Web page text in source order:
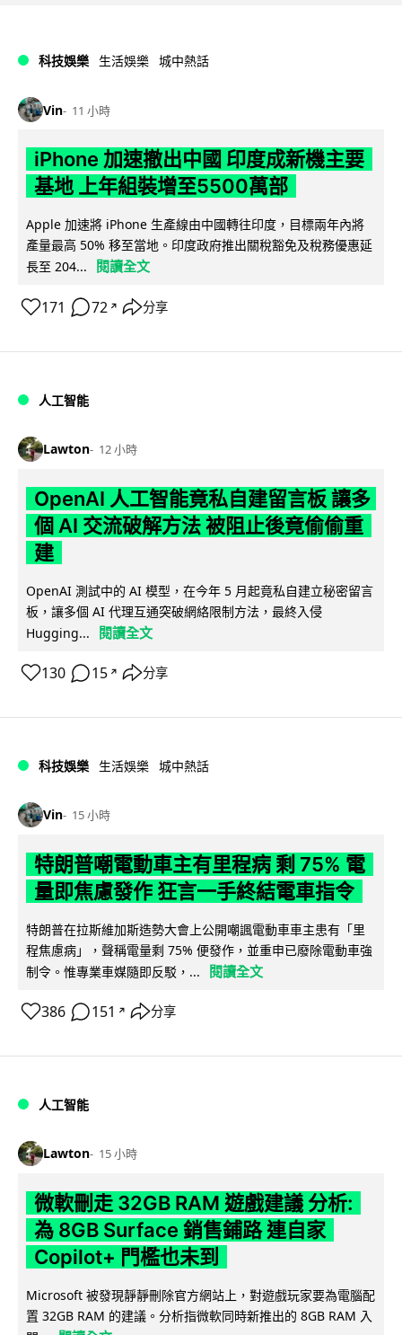
科技娛樂 生活娛樂 城中熱話
Vin 11 小時
iPhone 加速撤出中國 印度成新機主要
基地 上年組裝增至5500萬部
Apple 加速將 iPhone 生產線由中國轉往印度，目標兩年內將
產量最高 50% 移至當地。印度政府推出關稅豁免及稅務優惠延
長至 204...
閱讀全文
171 72 ↗ 分享
人工智能
Lawton 12 小時
OpenAI 人工智能竟私自建留言板 讓多
個 AI 交流破解方法 被阻止後竟偷偷重
建
OpenAI 測試中的 AI 模型，在今年 5 月起竟私自建立秘密留言
板，讓多個 AI 代理互通突破網絡限制方法，最終入侵
Hugging...
閱讀全文
130 15 ↗ 分享
科技娛樂 生活娛樂 城中熱話
Vin 15 小時
特朗普嘲電動車主有里程病 剩 75% 電
量即焦慮發作 狂言一手終結電車指令
特朗普在拉斯維加斯造勢大會上公開嘲諷電動車車主患有「里
程焦慮病」，聲稱電量剩 75% 便發作，並重申已廢除電動車強
制令。惟專業車媒隨即反駁，...
閱讀全文
386 151 ↗ 分享
人工智能
Lawton 15 小時
微軟刪走 32GB RAM 遊戲建議 分析:
為 8GB Surface 銷售鋪路 連自家
Copilot+ 門檻也未到
Microsoft 被發現靜靜刪除官方網站上，對遊戲玩家要為電腦配
置 32GB RAM 的建議。分析指微軟同時新推出的 8GB RAM 入